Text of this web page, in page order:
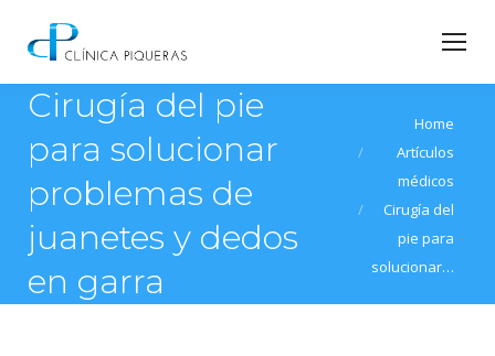
Cirugía del pie
para solucionar
problemas de
juanetes y dedos
en garra
You are here:Home
Artículos
médicos
Cirugía del
pie para
solucionar…